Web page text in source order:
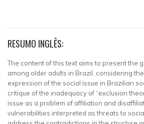
RESUMO INGLÊS:
The content of this text aims to present the
among older adults in Brazil, considering
expression of the social issue in Brazilian
critique of the inadequacy of “exclusion
issue as a problem of affiliation and
vulnerabilities interpreted as threats to